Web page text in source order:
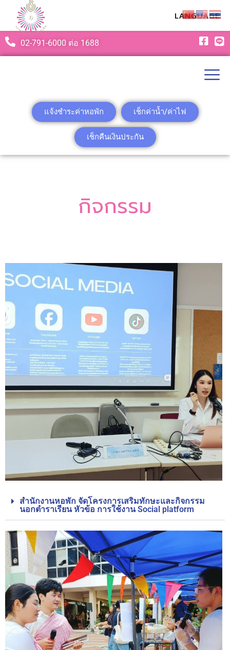
LANGUAGE
02-791-6000 ต่อ 1688
แจ้งชำระค่าหอพัก เช็กค่าน้ำ/ค่าไฟ
เช็กคืนเงินประกัน
กิจกรรม
สำนักงานหอพัก จัดโครงการเสริมทักษะและกิจกรรม
นอกตำราเรียน หัวข้อ การใช้งาน Social platform